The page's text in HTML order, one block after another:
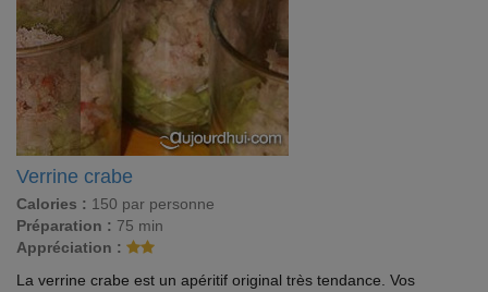
Verrine crabe
Calories : 150 par personne
Préparation : 75 min
Appréciation :
La verrine crabe est un apéritif original très tendance. Vos